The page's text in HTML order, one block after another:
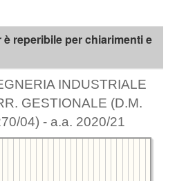
è reperibile per chiarimenti e
INDUSTRIALE
GESTIONALE (D.M.
04) - a.a. 2020/21